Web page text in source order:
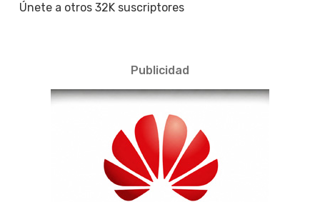
Únete a otros 32K suscriptores
Publicidad